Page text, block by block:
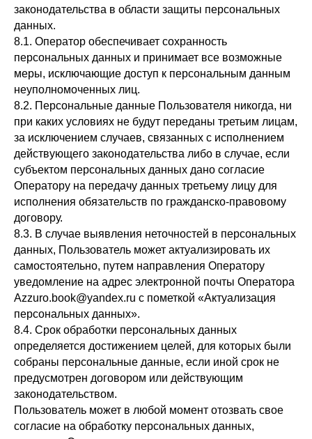
законодательства в области защиты персональных
данных.
8.1. Оператор обеспечивает сохранность
персональных данных и принимает все возможные
меры, исключающие доступ к персональным данным
неуполномоченных лиц.
8.2. Персональные данные Пользователя никогда, ни
при каких условиях не будут переданы третьим лицам,
за исключением случаев, связанных с исполнением
действующего законодательства либо в случае, если
субъектом персональных данных дано согласие
Оператору на передачу данных третьему лицу для
исполнения обязательств по гражданско-правовому
договору.
8.3. В случае выявления неточностей в персональных
данных, Пользователь может актуализировать их
самостоятельно, путем направления Оператору
уведомление на адрес электронной почты Оператора
Azzuro.book@yandex.ru с пометкой «Актуализация
персональных данных».
8.4. Срок обработки персональных данных
определяется достижением целей, для которых были
собраны персональные данные, если иной срок не
предусмотрен договором или действующим
законодательством.
Пользователь может в любой момент отозвать свое
согласие на обработку персональных данных,
Ответы на вопросы
Телефон банкетной службы:
+7 (911) 255-72-72
Адрес:
Санкт-Петербург, наб. реки Мойки, 72
Часы работы банкетной службы:
@2026. Все права защищены
Пользовательское соглашение
Политика конфиденциальности
с 12:00 до 20:00 ежедневно
Контакты
Блог